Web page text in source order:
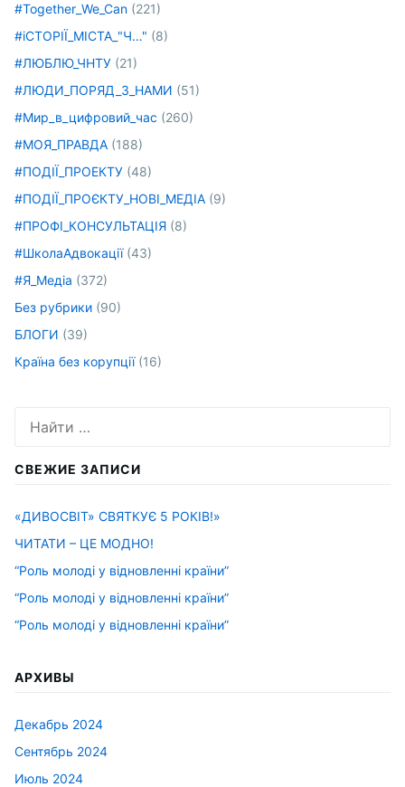
#Together_We_Can (221)
#іСТОРІЇ_МІСТА_"Ч…" (8)
#ЛЮБЛЮ_ЧНТУ (21)
#ЛЮДИ_ПОРЯД_З_НАМИ (51)
#Мир_в_цифровий_час (260)
#МОЯ_ПРАВДА (188)
#ПОДІЇ_ПРОЕКТУ (48)
#ПОДІЇ_ПРОЄКТУ_НОВІ_МЕДІА (9)
#ПРОФІ_КОНСУЛЬТАЦІЯ (8)
#ШколаАдвокації(43)
#Я_Медіа (372)
Без рубрики (90)
БЛОГИ (39)
Країна без корупції(16)
СВЕЖИЕ ЗАПИСИ
«ДИВОСВІТ» СВЯТКУЄ 5 РОКІВ!»
ЧИТАТИ – ЦЕ МОДНО!
“Роль молоді у відновленні країни”
“Роль молоді у відновленні країни”
“Роль молоді у відновленні країни”
АРХИВЫ
Декабрь 2024
Сентябрь 2024
Июль 2024